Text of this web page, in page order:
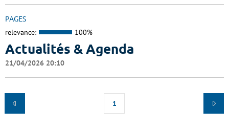
PAGES
relevance: 100%
Actualités & Agenda
21/04/2026 20:10
1